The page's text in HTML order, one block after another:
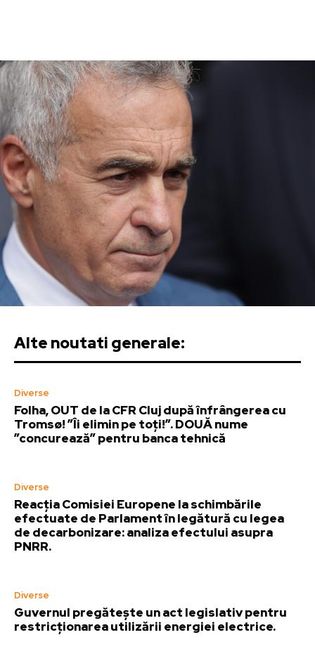
Alte noutati generale:
Diverse
Folha, OUT de la CFR Cluj după înfrângerea cu
Tromsø! ”Îi elimin pe toți!”. DOUĂ nume
”concurează” pentru banca tehnică
Diverse
Reacția Comisiei Europene la schimbările
efectuate de Parlament în legătură cu legea
de decarbonizare: analiza efectului asupra
PNRR.
Diverse
Guvernul pregătește un act legislativ pentru
restricționarea utilizării energiei electrice.